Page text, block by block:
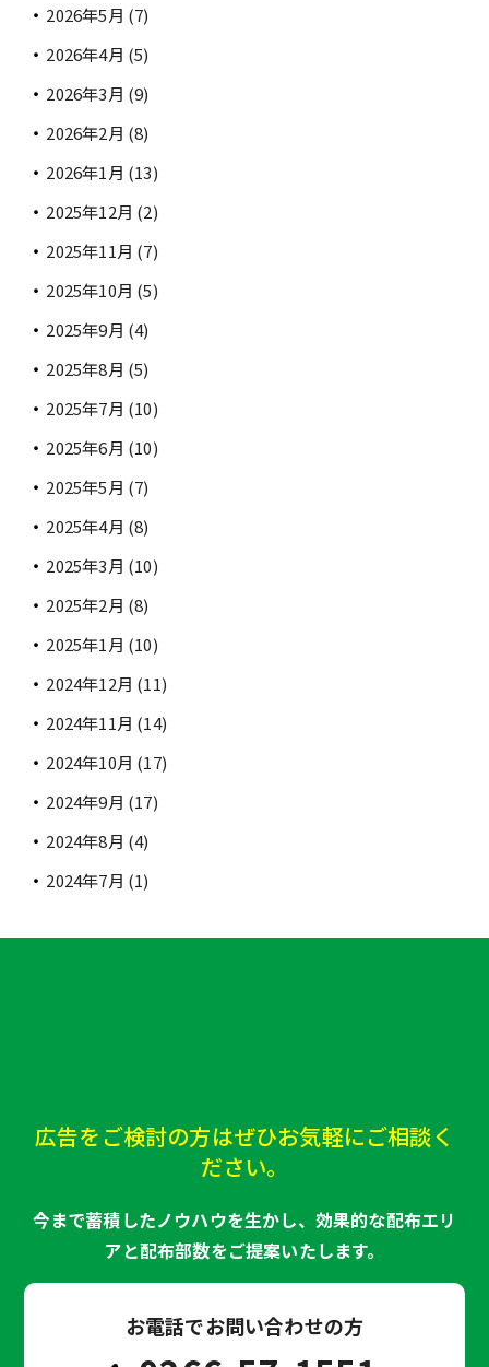
2026年5月 (7)
2026年4月 (5)
2026年3月 (9)
2026年2月 (8)
2026年1月 (13)
2025年12月 (2)
2025年11月 (7)
2025年10月 (5)
2025年9月 (4)
2025年8月 (5)
2025年7月 (10)
2025年6月 (10)
2025年5月 (7)
2025年4月 (8)
2025年3月 (10)
2025年2月 (8)
2025年1月 (10)
2024年12月 (11)
2024年11月 (14)
2024年10月 (17)
2024年9月 (17)
2024年8月 (4)
2024年7月 (1)
広告をご検討の方はぜひお気軽にご相談く
ださい。
今まで蓄積したノウハウを生かし、効果的な配布エリ
アと配布部数をご提案いたします。
お電話でお問い合わせの方